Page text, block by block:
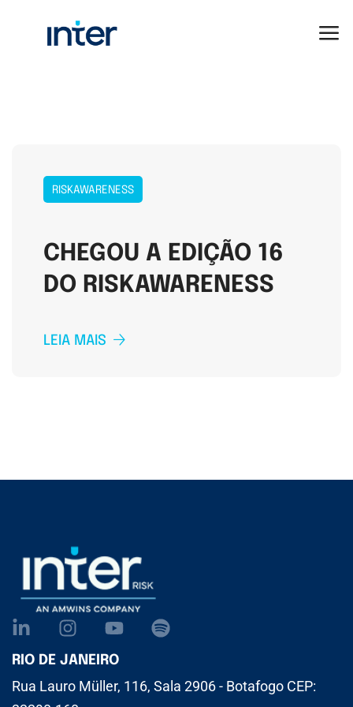
RISKAWARENESS
CHEGOU A EDIÇÃO 16
DO RISKAWARENESS
LEIA MAIS
RIO DE JANEIRO
Rua Lauro Müller, 116, Sala 2906 - Botafogo CEP: